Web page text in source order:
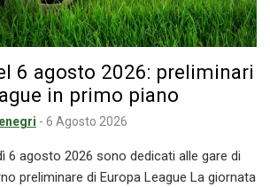
6 agosto 2026: preliminari
in primo piano
- 6 Agosto 2026
6 agosto 2026 sono dedicati alle gare di
preliminare di Europa League La giornata